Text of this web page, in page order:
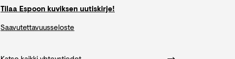
Tilaa Espoon kuviksen uutiskirje!
Saavutettavuusseloste